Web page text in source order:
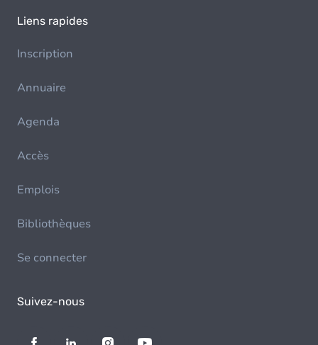
Liens rapides
Inscription
Annuaire
Agenda
Accès
Emplois
Bibliothèques
Se connecter
Suivez-nous